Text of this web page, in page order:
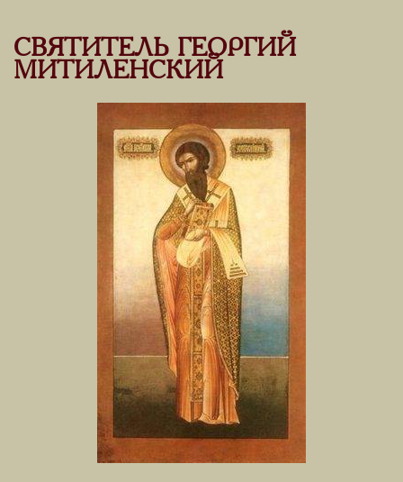
СВЯТИТЕЛЬ ГЕОРГИЙ
МИТИЛЕНСКИЙ